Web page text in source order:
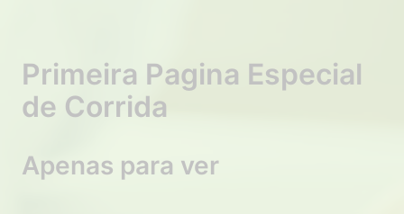
Primeira Pagina Especial
de Corrida
Apenas para ver